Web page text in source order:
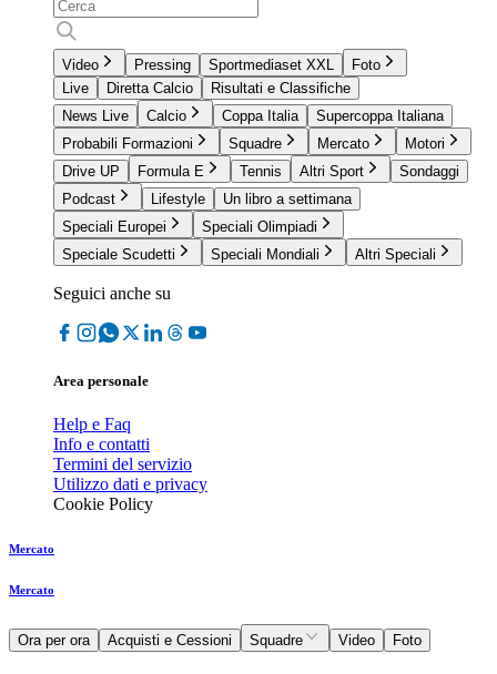
Video Pressing Sportmediaset XXL
Foto
Live
Diretta Calcio
Risultati e Classifiche
News Live
Calcio Coppa Italia
Supercoppa Italiana
Probabili Formazioni
Squadre Mercato
Motori
Drive UP
Formula E Tennis Altri Sport
Sondaggi
Podcast
Lifestyle
Un libro a settimana
Speciali Europei
Speciali Olimpiadi
Speciale Scudetti
Speciali Mondiali Altri Speciali
Seguici anche su
Area personale
Help e Faq
Info e contatti
Termini del servizio
Utilizzo dati e privacy
Cookie Policy
Mercato
Mercato
Ora per ora Acquisti e Cessioni Squadre Video Foto